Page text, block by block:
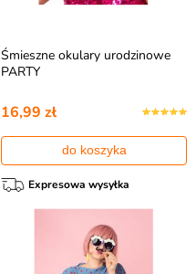
Śmieszne okulary urodzinowe
PARTY
16,99 zł
do koszyka
Expresowa wysyłka